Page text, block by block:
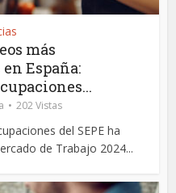
más
España:
202 Vistas
del SEPE ha
de Trabajo 2024...